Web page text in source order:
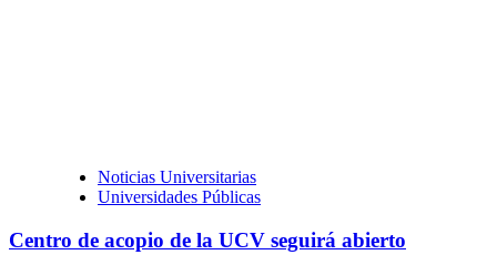
Noticias Universitarias
Universidades Públicas
Centro de acopio de la UCV seguirá abierto